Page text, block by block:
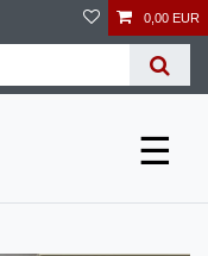
0,00 EUR
☰